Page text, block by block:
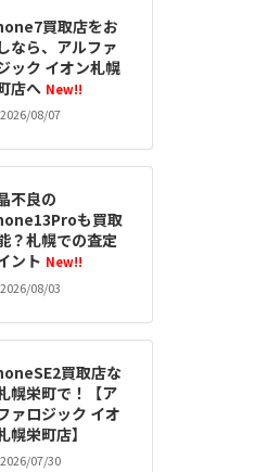
買取店をお
なら、アルファ
ック イオン札幌
店へ New!!
2026/08/07
不良の
も買取
？札幌での査定
ント New!!
2026/08/03
買取店な
幌栄町で！【ア
ァロジック イオ
幌栄町店】
2026/07/30